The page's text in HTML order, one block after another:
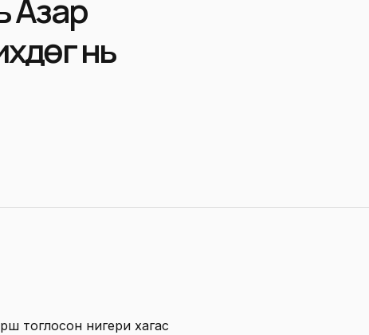
Азар
нь
тоглосон нигери хагас